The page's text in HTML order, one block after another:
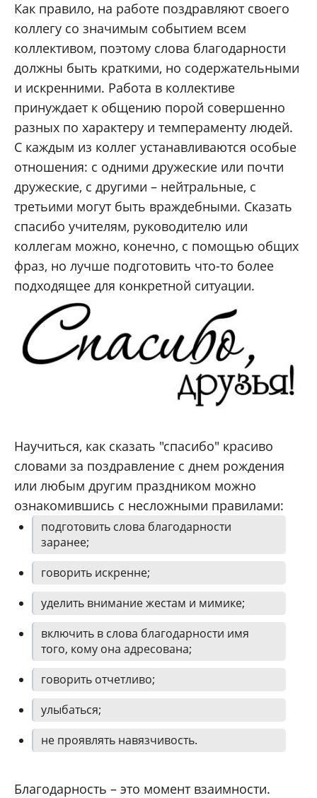
Как правило, на работе поздравляют своего
коллегу со значимым событием всем
коллективом, поэтому слова благодарности
должны быть краткими, но содержательными
и искренними. Работа в коллективе
принуждает к общению порой совершенно
разных по характеру и темпераменту людей.
С каждым из коллег устанавливаются особые
отношения: с одними дружеские или почти
дружеские, с другими – нейтральные, с
третьими могут быть враждебными. Сказать
спасибо учителям, руководителю или
коллегам можно, конечно, с помощью общих
фраз, но лучше подготовить что-то более
подходящее для конкретной ситуации.
Научиться, как сказать "спасибо" красиво
словами за поздравление с днем рождения
или любым другим праздником можно
ознакомившись с несложными правилами:
подготовить слова благодарности
заранее;
говорить искренне;
уделить внимание жестам и мимике;
включить в слова благодарности имя
того, кому она адресована;
говорить отчетливо;
улыбаться;
не проявлять навязчивость.
Благодарность – это момент взаимности.